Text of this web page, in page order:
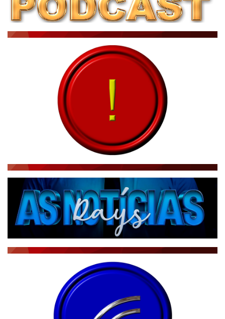
ÚLTIMAS NOTÍCIAS
NOTÍCIAS TAMBÉM NA TELA
BRASIL MUNDO AO VIVO
JORNAL DO BRASIL
NOTÍCIAS AO MINUTO
ACONTECEU...VIROU MANCHETE!